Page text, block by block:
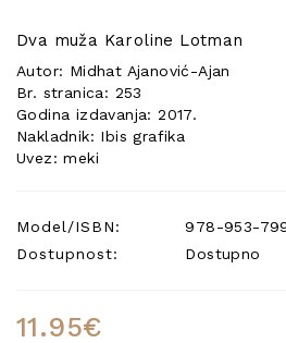
Dva muža Karoline Lotman
Autor: Midhat Ajanović-Ajan
Br. stranica: 253
Godina izdavanja: 2017.
Nakladnik: Ibis grafika
Uvez: meki
Model/ISBN:
978-953-
Dostupnost:
Dostupno
11.95€